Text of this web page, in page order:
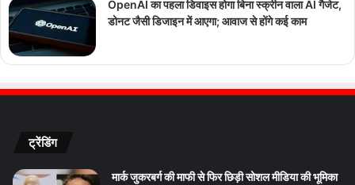
OpenAI का पहला डिवाइस होगा बिना स्क्रीन वाला AI गैजेट,
डोनट जैसी डिजाइन में आएगा; आवाज से होंगे कई काम
ट्रेंडिंग
मार्क जुकरबर्ग की माफी से फिर छिड़ी सोशल मीडिया की भूमिका